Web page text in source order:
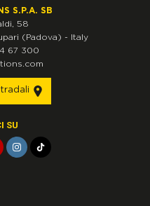
S.P.A. SB
58
(Padova) - Italy
67 300
SU